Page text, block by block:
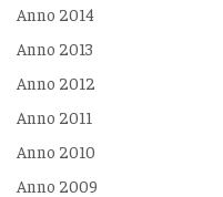
Anno 2014
Anno 2013
Anno 2012
Anno 2011
Anno 2010
Anno 2009